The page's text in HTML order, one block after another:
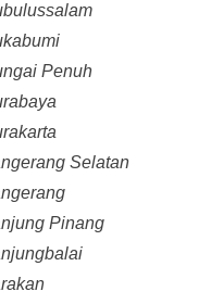
Penuh
Selatan
Pinang